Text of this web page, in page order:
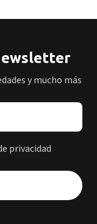
y mucho más
privacidad